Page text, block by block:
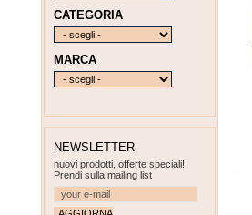
CATEGORIA
MARCA
NEWSLETTER
nuovi prodotti, offerte speciali!
Prendi sulla mailing list